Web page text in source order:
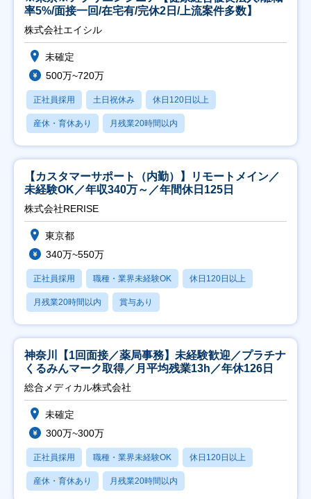
率5%/面接一回/在宅有/完休2日/上流案件多数】
株式会社エイシル
未確定
500万~720万
正社員採用 土日祝休み 休日120日以上
産休・育休あり 月残業20時間以内
【カスタマーサポート（内勤）】リモートメイン／
未経験OK／年収340万～／年間休日125日
株式会社RERISE
東京都
340万~550万
正社員採用 職種・業界未経験OK 休日120日以上
月残業20時間以内 賞与あり
神奈川【1回面接／薬局事務】未経験歓迎／プラチナ
くるみんマーク取得／月平均残業13h／年休126日
総合メディカル株式会社
未確定
300万~300万
正社員採用 職種・業界未経験OK 休日120日以上
産休・育休あり 月残業20時間以内